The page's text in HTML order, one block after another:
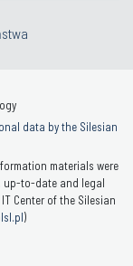
data by the Silesian
materials were
up-to-date and legal
Center of the Silesian
)